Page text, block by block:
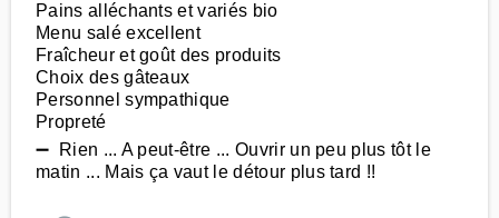
Pains alléchants et variés bio
Menu salé excellent
Fraîcheur et goût des produits
Choix des gâteaux
Personnel sympathique
Propreté
➖ Rien ... A peut-être ... Ouvrir un peu plus tôt le
matin ... Mais ça vaut le détour plus tard !!